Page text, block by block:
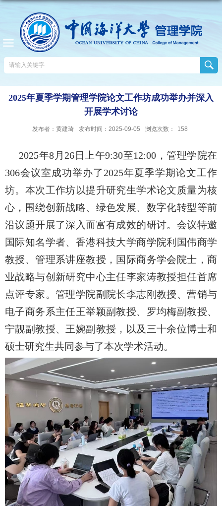
2025年夏季学期管理学院论文工作坊成功举办并深入
开展学术讨论
发布者：黄建琦 发布时间：2025-09-05 浏览次数： 158
2025年8月26日上午9:30至12:00，管理学院在
306会议室成功举办了2025年夏季学期论文工作
坊。本次工作坊以提升研究生学术论文质量为核
心，围绕创新战略、绿色发展、数字化转型等前
沿议题开展了深入而富有成效的研讨。会议特邀
国际知名学者、香港科技大学商学院利国伟商学
教授、管理系讲座教授，国际商务学会院士，商
业战略与创新研究中心主任李家涛教授担任首席
点评专家。管理学院副院长李志刚教授、营销与
电子商务系主任王举颖副教授、罗均梅副教授、
宁靓副教授、王婉副教授，以及三十余位博士和
硕士研究生共同参与了本次学术活动。